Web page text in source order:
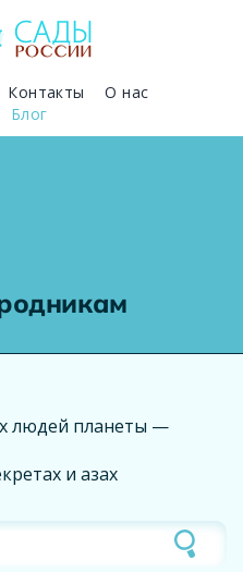
Контакты
О нас
Блог
людей планеты —
и азах